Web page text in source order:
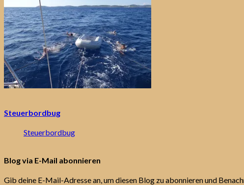
Steuerbordbug
Steuerbordbug
Blog via E-Mail abonnieren
Gib deine E-Mail-Adresse an, um diesen Blog zu abonnieren und